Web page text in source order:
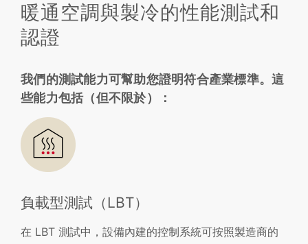
暖通空調與製冷的性能測試和
認證
我們的測試能力可幫助您證明符合產業標準。這
些能力包括（但不限於）：
負載型測試（LBT）
在 LBT 測試中，設備內建的控制系統可按照製造商的